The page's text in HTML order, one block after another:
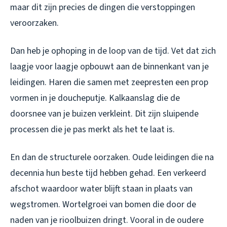
maar dit zijn precies de dingen die verstoppingen
veroorzaken.
Dan heb je ophoping in de loop van de tijd. Vet dat zich
laagje voor laagje opbouwt aan de binnenkant van je
leidingen. Haren die samen met zeepresten een prop
vormen in je doucheputje. Kalkaanslag die de
doorsnee van je buizen verkleint. Dit zijn sluipende
processen die je pas merkt als het te laat is.
En dan de structurele oorzaken. Oude leidingen die na
decennia hun beste tijd hebben gehad. Een verkeerd
afschot waardoor water blijft staan in plaats van
wegstromen. Wortelgroei van bomen die door de
naden van je rioolbuizen dringt. Vooral in de oudere